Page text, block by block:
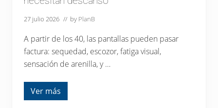
r
i
i
c
a
d
a
27 julio 2026 // by PlanB
A partir de los 40, las pantallas pueden pasar
factura: sequedad, escozor, fatiga visual,
sensación de arenilla, y …
T
u
Ver más